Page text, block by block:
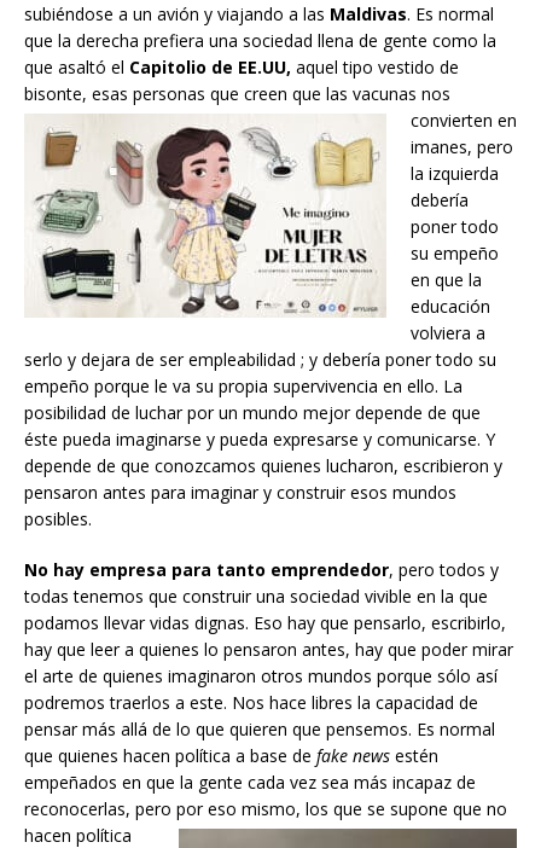
subiéndose a un avión y viajando a las Maldivas. Es normal
que la derecha prefiera una sociedad llena de gente como la
que asaltó el Capitolio de EE.UU, aquel tipo vestido de
bisonte, esas personas que creen que las vacunas nos
convierten en
imanes, pero
la izquierda
debería
poner todo
su empeño
en que la
educación
volviera a
serlo y dejara de ser empleabilidad ; y debería poner todo su
empeño porque le va su propia supervivencia en ello. La
posibilidad de luchar por un mundo mejor depende de que
éste pueda imaginarse y pueda expresarse y comunicarse. Y
depende de que conozcamos quienes lucharon, escribieron y
pensaron antes para imaginar y construir esos mundos
posibles.
No hay empresa para tanto emprendedor, pero todos y
todas tenemos que construir una sociedad vivible en la que
podamos llevar vidas dignas. Eso hay que pensarlo, escribirlo,
hay que leer a quienes lo pensaron antes, hay que poder mirar
el arte de quienes imaginaron otros mundos porque sólo así
podremos traerlos a este. Nos hace libres la capacidad de
pensar más allá de lo que quieren que pensemos. Es normal
que quienes hacen política a base de fake news estén
empeñados en que la gente cada vez sea más incapaz de
reconocerlas, pero por eso mismo, los que se supone que no
hacen política